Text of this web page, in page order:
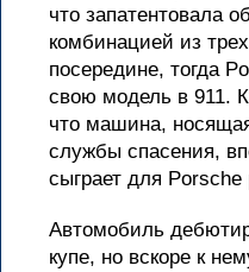
что запатентовала
комбинацией из
посередине, тогда
свою модель в 911.
что машина,
службы спасения,
сыграет для
Автомобиль
купе, но вскоре к